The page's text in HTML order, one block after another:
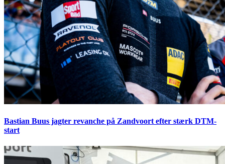
Bastian Buus jagter revanche på Zandvoort efter stærk DTM-
start